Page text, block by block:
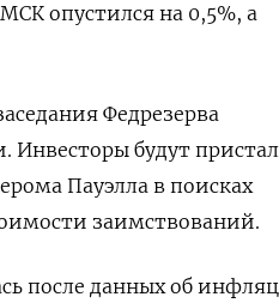
опустился на 0,5%, а
Федрезерва
будут
Пауэлла в поисках
заимствований.
после данных об